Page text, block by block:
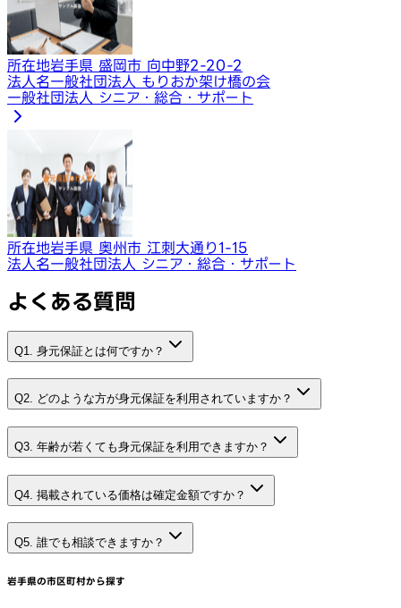
所在地岩手県 盛岡市 向中野2-20-2
法人名一般社団法人 もりおか架け橋の会
一般社団法人 シニア・総合・サポート
所在地岩手県 奥州市 江刺大通り1-15
法人名一般社団法人 シニア・総合・サポート
よくある質問
Q1. 身元保証とは何ですか？
Q2. どのような方が身元保証を利用されていますか？
Q3. 年齢が若くても身元保証を利用できますか？
Q4. 掲載されている価格は確定金額ですか？
Q5. 誰でも相談できますか？
岩手県の市区町村から探す